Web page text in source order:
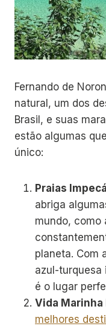
Fernando de
natural, um dos
Brasil, e suas
estão algumas
único:
Praias
abriga
mundo, como
planeta. Com
azul-turquesa
é o lugar
Vida Marinha
melhores